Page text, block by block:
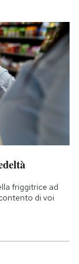
friggitrice ad
di voi